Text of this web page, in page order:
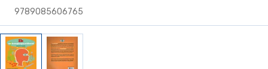
9789085606765